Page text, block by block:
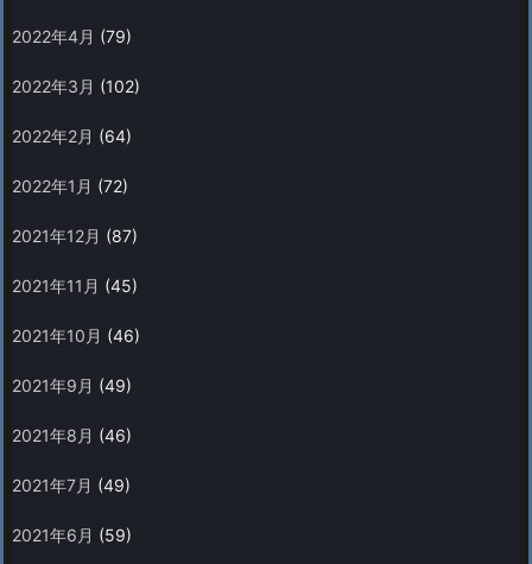
2022年4月 (79)
2022年3月 (102)
2022年2月 (64)
2022年1月 (72)
2021年12月 (87)
2021年11月 (45)
2021年10月 (46)
2021年9月 (49)
2021年8月 (46)
2021年7月 (49)
2021年6月 (59)